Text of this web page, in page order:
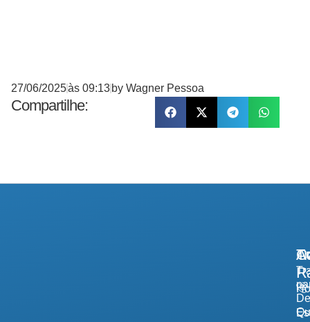
27/06/2025às 09:13 by Wagner Pessoa
Compartilhe: